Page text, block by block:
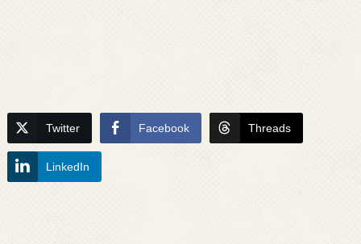
Twitter Facebook Threads
LinkedIn